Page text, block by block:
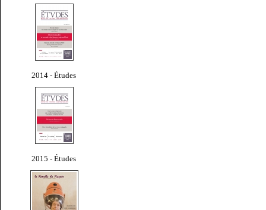
2014 - Études
2015 - Études